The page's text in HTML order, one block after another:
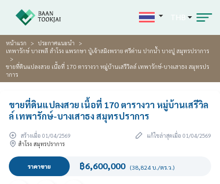
หน้าแรก
ประกาศแนะนำ
เทพารักษ์ บางพลี สำโรง แพรกษา ปู่เจ้าสมิงพราย ศรีด่าน ปากน้ำ บางปู สมุทรปราการ
ขายที่ดินแปลงสวย เนื้อที่ 170 ตารางวา หมู่บ้านเสรีวิลล์ เทพารักษ์-บางเสาธง สมุทรปร
าการ
ขายที่ดินแปลงสวย เนื้อที่ 170 ตารางวา หมู่บ้านเสรีวิล
ล์ เทพารักษ์-บางเสาธง สมุทรปราการ
สร้างเมื่อ 01/04/2569
แก้ไขล่าสุดเมื่อ 01/04/2569
สำโรง สมุทรปราการ
ราคาขาย ฿6,600,000 (38,824 บ./ตร.ว.)